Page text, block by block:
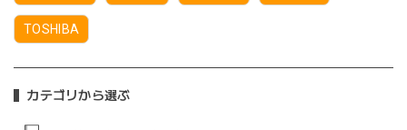
TOSHIBA
カテゴリから選ぶ